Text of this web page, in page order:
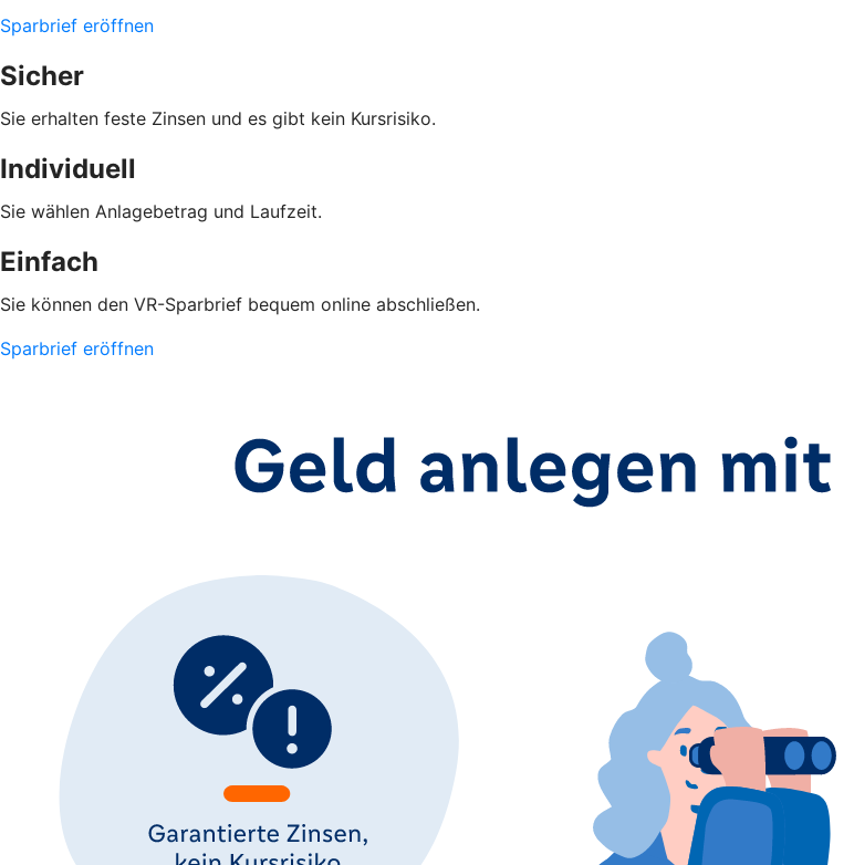
Sparbrief eröffnen
Sicher
Sie erhalten feste Zinsen und es gibt kein Kursrisiko.
Individuell
Sie wählen Anlagebetrag und Laufzeit.
Einfach
Sie können den VR-Sparbrief bequem online abschließen.
Sparbrief eröffnen